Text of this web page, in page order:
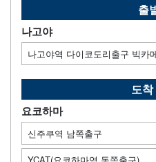
출
나고야
나고야역 다이코도리출구 빅카
도
요코하마
신주쿠역 남쪽출구
YCAT(요코하마역 동쪽출구)